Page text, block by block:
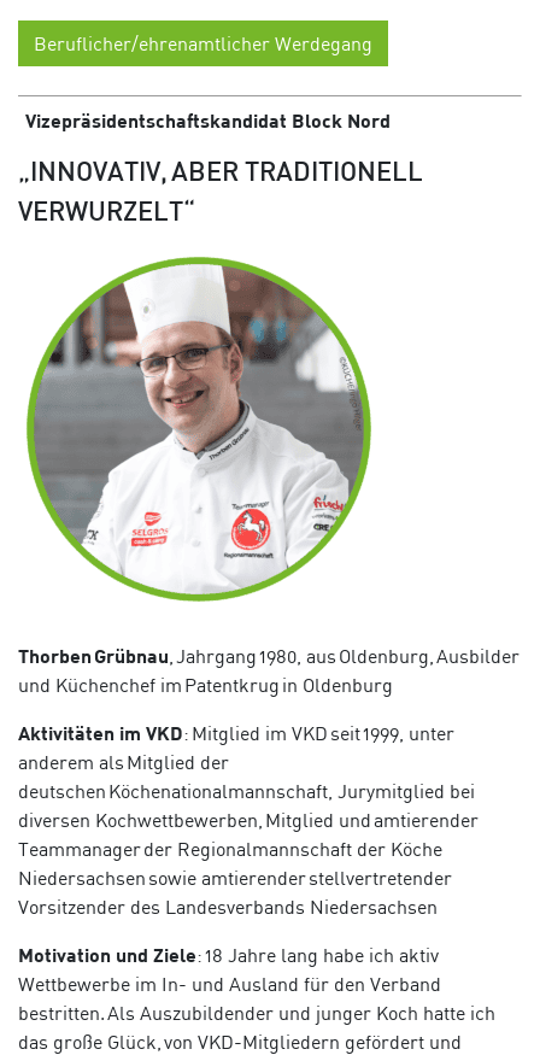
Beruflicher/ehrenamtlicher Werdegang
Vizepräsidentschaftskandidat Block Nord
„INNOVATIV, ABER TRADITIONELL
VERWURZELT“
Thorben Grübnau , Jahrgang 1980, aus Oldenburg, Ausbilder
und Küchenchef im Patentkrug in Oldenburg
Aktivitäten im VKD: Mitglied im VKD seit 1999, unter
anderem als Mitglied der
deutschen Köchenationalmannschaft , Jurymitglied bei
diversen Kochwettbewerben, Mitglied und amtierender
Teammanager der Regionalmannschaft der Köche
Niedersachsen sowie amtierender stellvertretender
Vorsitzender des Landesverbands Niedersachsen
Motivation und Ziele: 18 Jahre lang habe ich aktiv
Wettbewerbe im In- und Ausland für den Verband
bestritten. Als Auszubildender und junger Koch hatte ich
das große Glück, von VKD-Mitgliedern gefördert und